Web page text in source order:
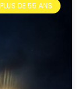
DE 55 ANS